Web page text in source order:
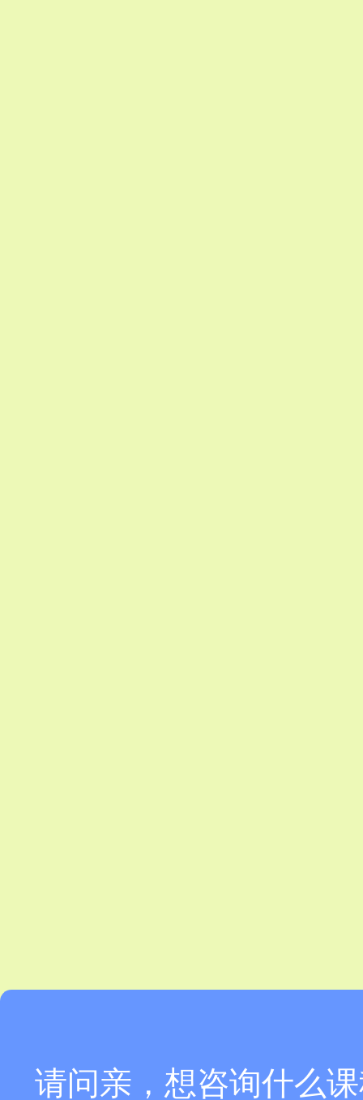
请问亲，想咨询什么